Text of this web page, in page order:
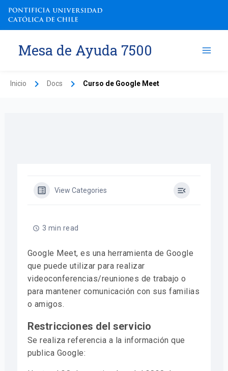
contenido
Mesa de Ayuda 7500
Inicio Docs Curso de Google Meet
View Categories
3 min read
Google Meet, es una herramienta de Google
que puede utilizar para realizar
videoconferencias/reuniones de trabajo o
para mantener comunicación con sus familias
o amigos.
Restricciones del servicio
Se realiza referencia a la información que
publica Google: